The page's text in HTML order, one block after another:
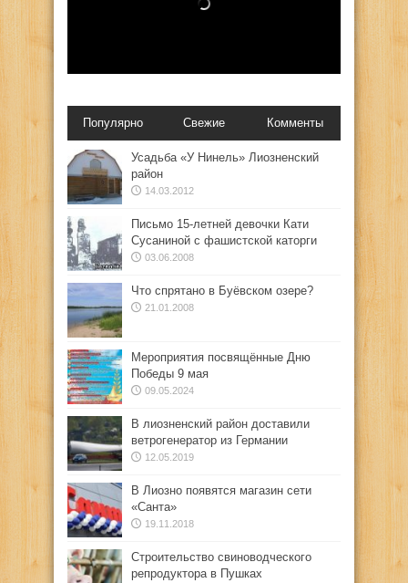
Популярно Свежие Комменты
Усадьба «У Нинель» Лиозненский
район
14.03.2012
Письмо 15-летней девочки Кати
Сусаниной с фашистской каторги
03.06.2008
Что спрятано в Буёвском озере?
21.01.2008
Мероприятия посвящённые Дню
Победы 9 мая
09.05.2024
В лиозненский район доставили
ветрогенератор из Германии
12.05.2019
В Лиозно появятся магазин сети
«Санта»
19.11.2018
Строительство свиноводческого
репродуктора в Пушках